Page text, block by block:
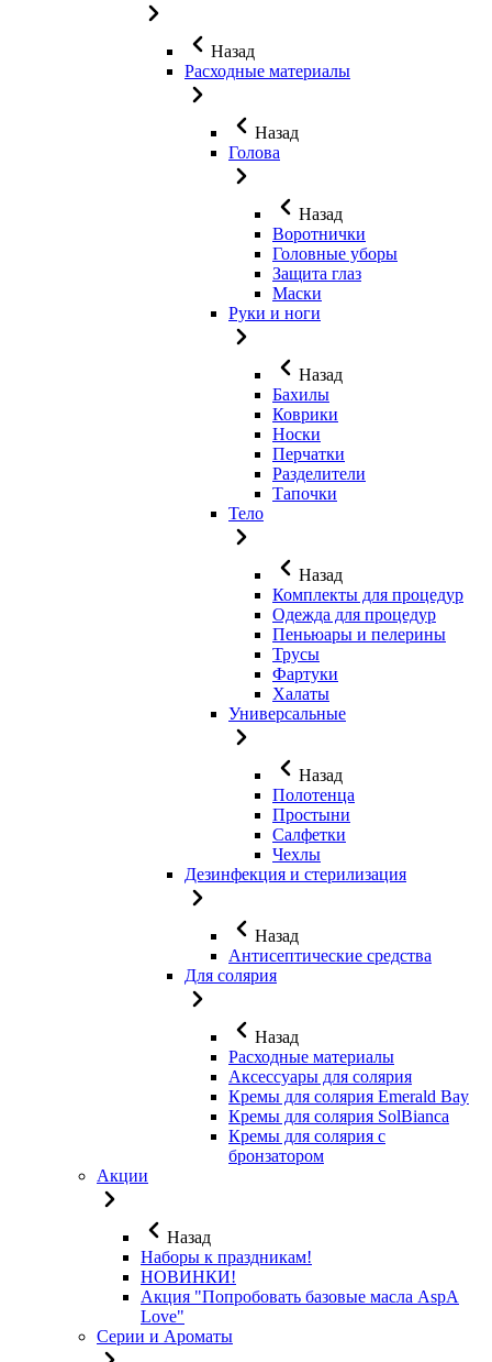
Назад
Расходные материалы
Назад
Голова
Назад
Воротнички
Головные уборы
Защита глаз
Маски
Руки и ноги
Назад
Бахилы
Коврики
Носки
Перчатки
Разделители
Тапочки
Тело
Назад
Комплекты для процедур
Одежда для процедур
Пеньюары и пелерины
Трусы
Фартуки
Халаты
Универсальные
Назад
Полотенца
Простыни
Салфетки
Чехлы
Дезинфекция и стерилизация
Назад
Антисептические средства
Для солярия
Назад
Расходные материалы
Аксессуары для солярия
Кремы для солярия Emerald Bay
Кремы для солярия SolBianca
Кремы для солярия с
бронзатором
Акции
Назад
Наборы к праздникам!
НОВИНКИ!
Акция "Попробовать базовые масла AspA
Love"
Серии и Ароматы